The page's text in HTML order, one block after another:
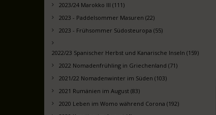
2023/24 Marokko III (111)
2023 - Paddelsommer Masuren (22)
2023 - Frühsommer Südosteuropa (55)
2022/23 Spanischer Herbst und Kanarische Inseln (159)
2022 Nomadenfrühling in Griechenland (71)
2021/22 Nomadenwinter im Süden (103)
2021 Rumänien im August (83)
2020 Leben im Womo während Corona (192)